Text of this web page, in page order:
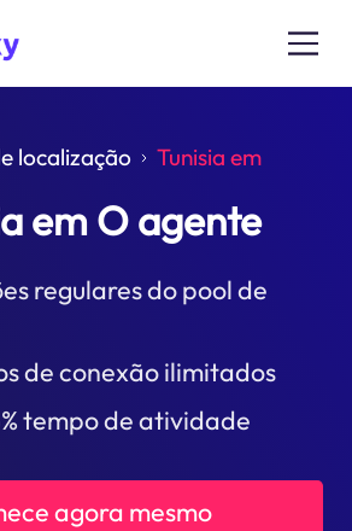
localização Tunisia em
em O agente
regulares do pool de
de conexão ilimitados
tempo de atividade
agora mesmo